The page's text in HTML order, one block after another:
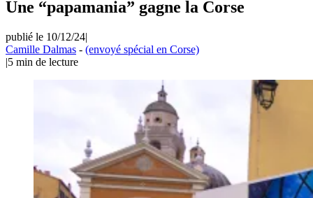
Une “papamania” gagne la Corse
publié le 10/12/24|
Camille Dalmas - (envoyé spécial en Corse)
|5 min de lecture